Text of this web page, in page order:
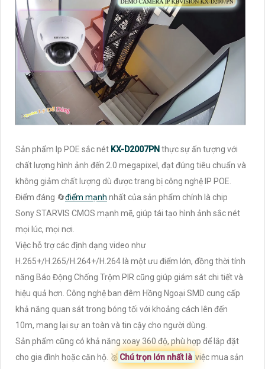
Sản phẩm Ip POE sắc nét KX-D2007PN thực sự ấn tượng với
chất lượng hình ảnh đến 2.0 megapixel, đạt đúng tiêu chuẩn và
không giảm chất lượng dù được trang bị công nghệ IP POE.
Điểm đáng 🔄điểm mạnh nhất của sản phẩm chính là chip
Sony STARVIS CMOS mạnh mẽ, giúp tái tạo hình ảnh sắc nét
mọi lúc, mọi nơi.
Việc hỗ trợ các định dạng video như
H.265+/H.265/H.264+/H.264 là một ưu điểm lớn, đồng thời tính
năng Báo Động Chống Trộm PIR cũng giúp giám sát chi tiết và
hiệu quả hơn. Công nghệ ban đêm Hồng Ngoại SMD cung cấp
khả năng quan sát trong bóng tối với khoảng cách lên đến
10m, mang lại sự an toàn và tin cậy cho người dùng.
Sản phẩm cũng có khả năng xoay 360 độ, phù hợp để lắp đặt
cho gia đình hoặc căn hộ. ️🥈 Chú trọn lớn nhất là việc mua sản